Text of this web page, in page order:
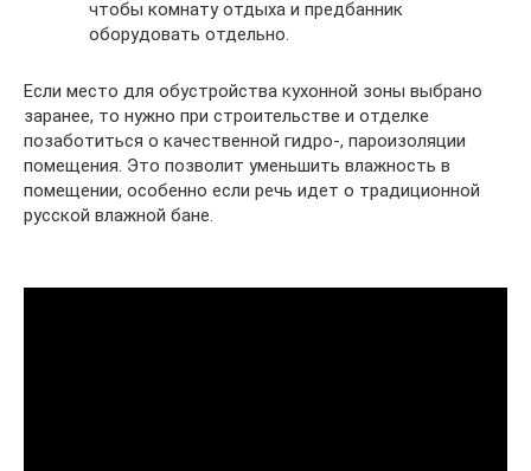
чтобы комнату отдыха и предбанник
оборудовать отдельно.
Если место для обустройства кухонной зоны выбрано
заранее, то нужно при строительстве и отделке
позаботиться о качественной гидро-, пароизоляции
помещения. Это позволит уменьшить влажность в
помещении, особенно если речь идет о традиционной
русской влажной бане.